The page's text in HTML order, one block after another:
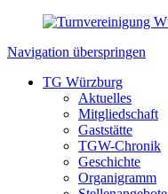
Navigation überspringen
TG Würzburg
Aktuelles
Mitgliedschaft
Gaststätte
TGW-Chronik
Geschichte
Organigramm